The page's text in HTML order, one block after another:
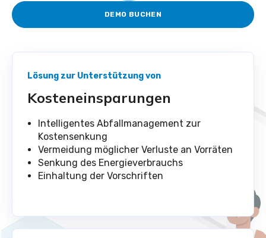
DEMO BUCHEN
Lösung zur Unterstützung von
Kosteneinsparungen
Intelligentes Abfallmanagement zur
Kostensenkung
Vermeidung möglicher Verluste an Vorräten
Senkung des Energieverbrauchs
Einhaltung der Vorschriften